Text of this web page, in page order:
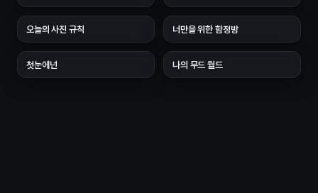
오늘의 사진 규칙 너만을 위한 함정방
첫눈에넌 나의 무드 월드